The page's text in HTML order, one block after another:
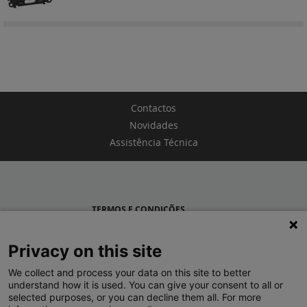
Contactos
Novidades
Assistência Técnica
TERMOS E CONDIÇÕES
LEGRAND PORTUGAL
GRUPO LEGRAND NO MUNDO
Privacy on this site
We collect and process your data on this site to better
understand how it is used. You can give your consent to all or
selected purposes, or you can decline them all. For more